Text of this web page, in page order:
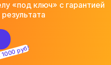
«под ключ» с гарантией
руб!